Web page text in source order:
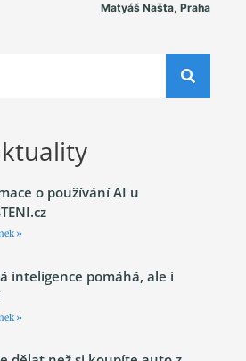
Matyáš Našta, Praha
o používání AI u
»
inteligence pomáhá, ale i
»